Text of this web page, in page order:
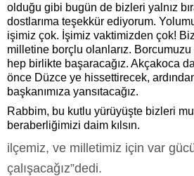
olduğu gibi bugün de bizleri yalnız
dostlarıma teşekkür ediyorum.
işimiz çok. İşimiz vaktimizden çok!
milletine borçlu olanlarız.
hep birlikte başaracağız. Akçakoca
önce Düzce ye hissettirecek,
başkanımıza yansıtacağız.
Rabbim, bu kutlu yürüyüşte bizleri
beraberliğimizi daim kılsın.
ilçemiz, ve milletimiz için var
çalışacağız”dedi.